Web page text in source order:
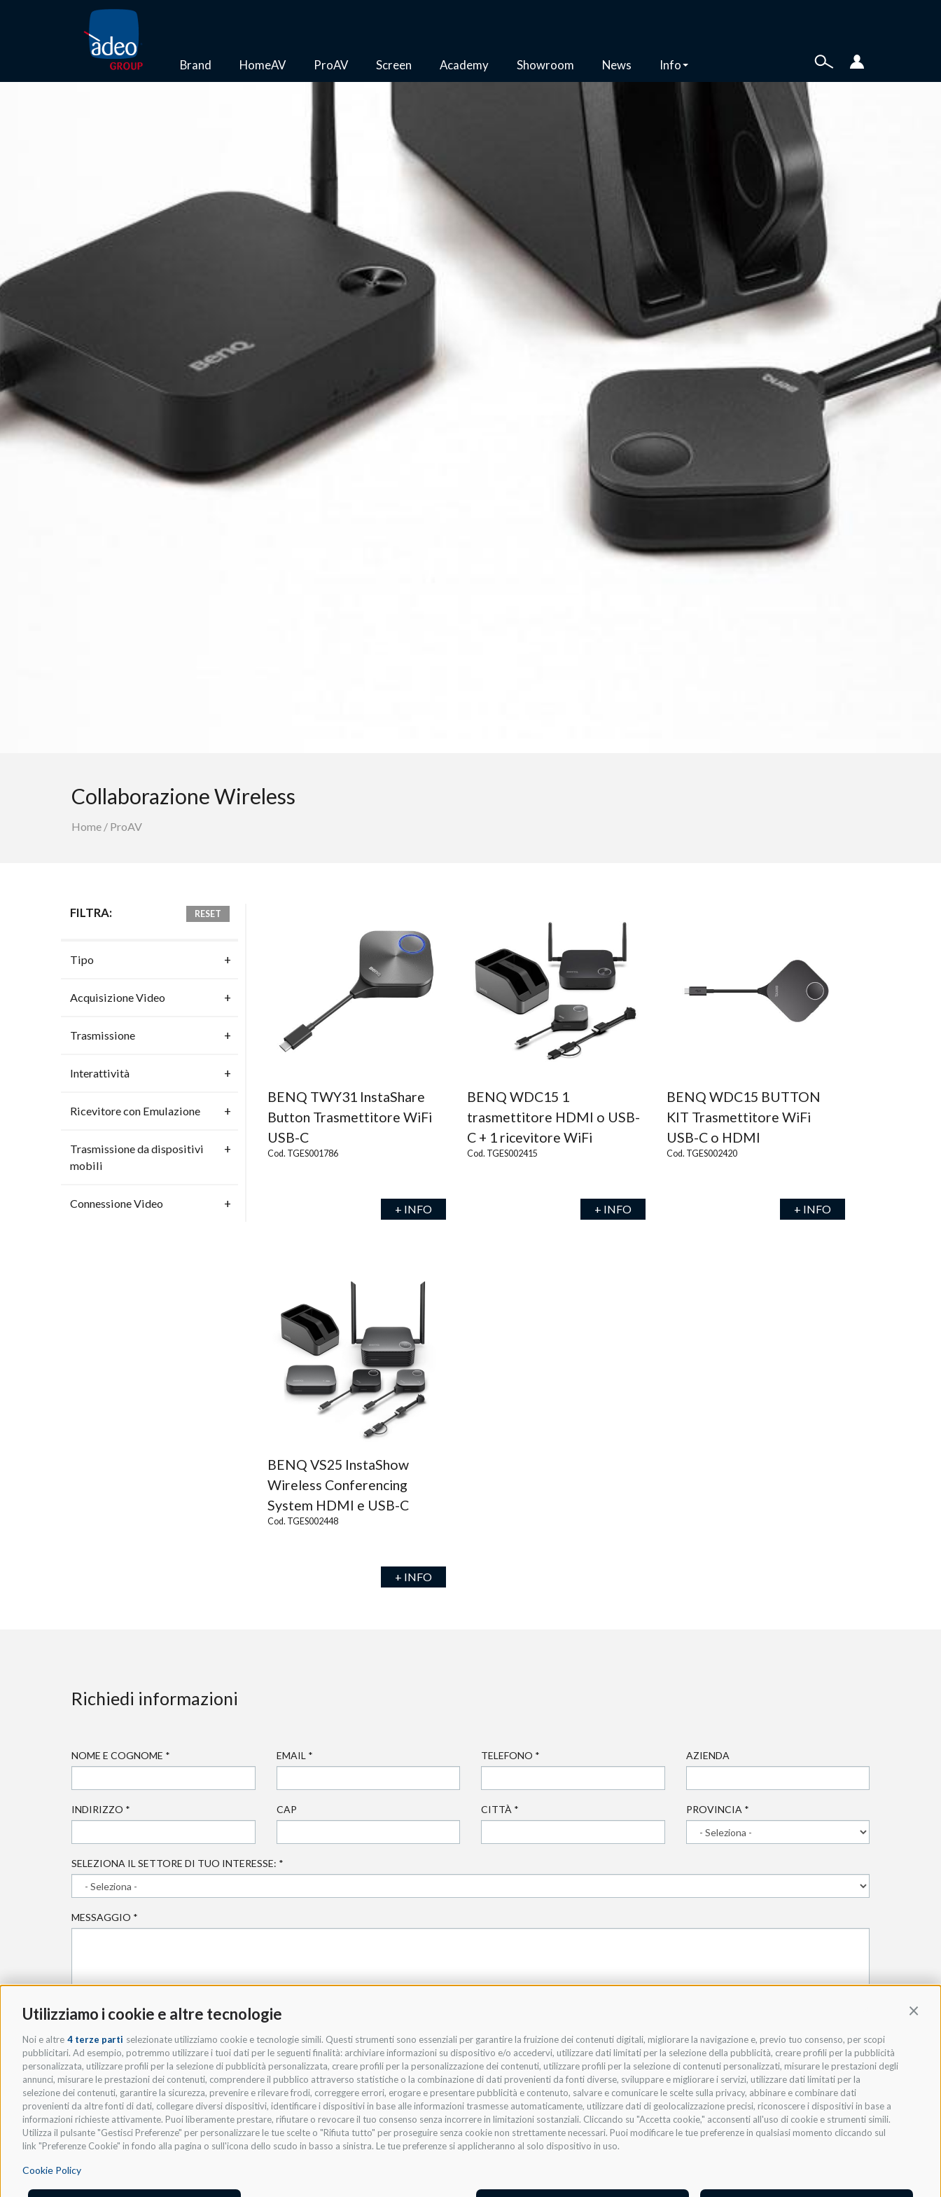
Utilizziamo i cookie e altre tecnologie
Noi e altre 4 terze parti selezionate utilizziamo cookie e tecnologie simili. Questi strumenti sono essenziali per garantire la fruizione dei contenuti digitali, migliorare la navigazione e, previo tuo consenso, per scopi
pubblicitari. Ad esempio, potremmo utilizzare i tuoi dati per le seguenti finalità: archiviare informazioni su dispositivo e/o accedervi, utilizzare dati limitati per la selezione della pubblicità, creare profili per la pubblicità
personalizzata, utilizzare profili per la selezione di pubblicità personalizzata, creare profili per la personalizzazione dei contenuti, utilizzare profili per la selezione di contenuti personalizzati, misurare le prestazioni degli
annunci, misurare le prestazioni dei contenuti, comprendere il pubblico attraverso statistiche o la combinazione di dati provenienti da fonti diverse, sviluppare e migliorare i servizi, utilizzare dati limitati per la
selezione dei contenuti, garantire la sicurezza, prevenire e rilevare frodi, correggere errori, erogare e presentare pubblicità e contenuto, salvare e comunicare le scelte sulla privacy, abbinare e combinare dati
provenienti da altre fonti di dati, collegare diversi dispositivi, identificare i dispositivi in base alle informazioni trasmesse automaticamente, utilizzare dati di geolocalizzazione precisi, riconoscere i dispositivi in base a
informazioni richieste attivamente. Puoi liberamente prestare, rifiutare o revocare il tuo consenso senza incorrere in limitazioni sostanziali. Cliccando su "Accetta cookie," acconsenti all'uso di cookie e strumenti simili.
Utilizza il pulsante "Gestisci Preferenze" per personalizzare le tue scelte o "Rifiuta tutto" per proseguire senza cookie non strettamente necessari. Puoi modificare le tue preferenze in qualsiasi momento cliccando sul
link "Preferenze Cookie" in fondo alla pagina o sull'icona dello scudo in basso a sinistra. Le tue preferenze si applicheranno al solo dispositivo in uso.
Cookie Policy
Brand HomeAV ProAV Screen Academy Showroom News Info
Collaborazione Wireless
Home / ProAV
FILTRA: RESET
Tipo
Acquisizione Video
Trasmissione
Interattività
Ricevitore con Emulazione
Trasmissione da dispositivi
mobili
Connessione Video
BENQ TWY31 InstaShare
Button Trasmettitore WiFi
USB-C
Cod. TGES001786
+ INFO
BENQ WDC15 1
trasmettitore HDMI o USB-
C + 1 ricevitore WiFi
Cod. TGES002415
+ INFO
BENQ WDC15 BUTTON
KIT Trasmettitore WiFi
USB-C o HDMI
Cod. TGES002420
+ INFO
BENQ VS25 InstaShow
Wireless Conferencing
System HDMI e USB-C
Cod. TGES002448
+ INFO
Richiedi informazioni
NOME E COGNOME * EMAIL * TELEFONO * AZIENDA
INDIRIZZO * CAP CITTÀ * PROVINCIA *
SELEZIONA IL SETTORE DI TUO INTERESSE: *
MESSAGGIO *
* ACCETTO LA PRIVACY POLICY
INVIA